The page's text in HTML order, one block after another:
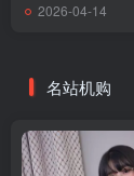
2026-04-14
名站机购